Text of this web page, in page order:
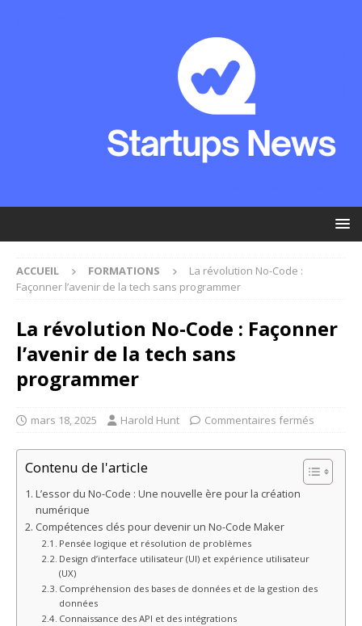
ACCUEIL FORMATIONS
La révolution No-Code :
Façonner l’avenir de la tech sans programmer
La révolution No-Code : Façonner
l’avenir de la tech sans
programmer
mars 18, 2025 Harold Hunt Commentaires fermés
Contenu de l'article
L’essor du No-Code : Une nouvelle ère pour la création
numérique
Compétences clés pour devenir un No-Code Maker
Pensée logique et résolution de problèmes
Design d’interface utilisateur (UI) et expérience utilisateur
(UX)
Compréhension des bases de données et de la gestion des
données
Connaissance des API et des intégrations